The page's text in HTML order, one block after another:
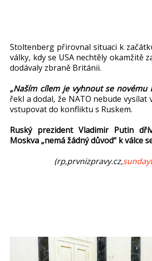
Stoltenberg přirovnal situaci k
války, kdy se USA nechtěly okamžitě
dodávaly zbraně Británii.
„Naším cílem je vyhnout se novému
řekl a dodal, že NATO nebude vysílat
vstupovat do konfliktu s Ruskem.
Ruský prezident Vladimir Putin
Moskva „nemá žádný důvod“ k válce
(rp,prvnizpravy.cz,